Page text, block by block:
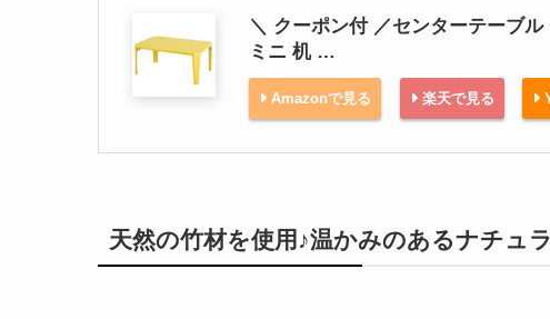
＼ クーポン付 ／センターテーブ
ミニ 机 …
Amazonで見る 楽天で見る
天然の竹材を使用♪温かみのあるナチュ